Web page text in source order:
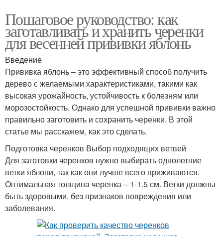
Пошаговое руководство: как
заготавливать и хранить черенки
для весенней прививки яблонь
Введение
Прививка яблонь – это эффективный способ получить
дерево с желаемыми характеристиками, такими как
высокая урожайность, устойчивость к болезням или
морозостойкость. Однако для успешной прививки важно
правильно заготовить и сохранить черенки. В этой
статье мы расскажем, как это сделать.
Подготовка черенков Выбор подходящих ветвей
Для заготовки черенков нужно выбирать однолетние
ветки яблони, так как они лучше всего приживаются.
Оптимальная толщина черенка – 1-1.5 см. Ветки должны
быть здоровыми, без признаков повреждения или
заболевания.